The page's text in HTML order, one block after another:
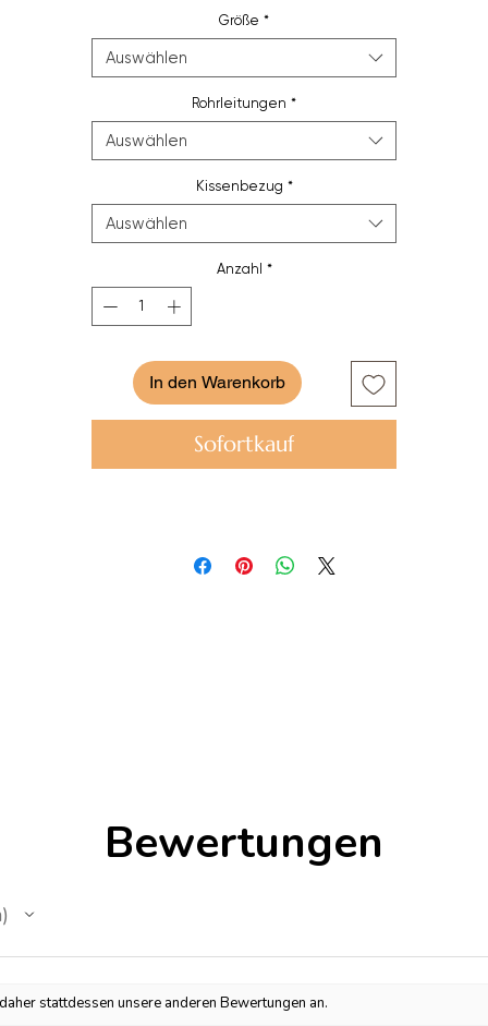
Größe *
Auswählen
Rohrleitungen *
Auswählen
Kissenbezug *
Auswählen
Anzahl *
In den Warenkorb
Sofortkauf
Bewertungen
stattdessen unsere anderen Bewertungen an.